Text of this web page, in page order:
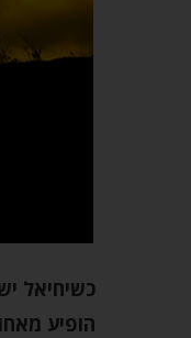
כשיחיאל
הופיע